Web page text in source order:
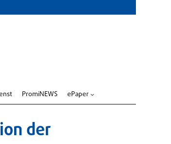
PromiNEWS ePaper 3
der